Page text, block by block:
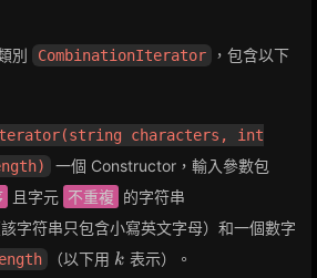
別 CombinationIterator
，包含以下
characters, int
一個 Constructor，輸入參數包
且字元 不重複 的字符串
該字符串只包含小寫英文字母）和一個數字
（以下用 k
k 表示）。